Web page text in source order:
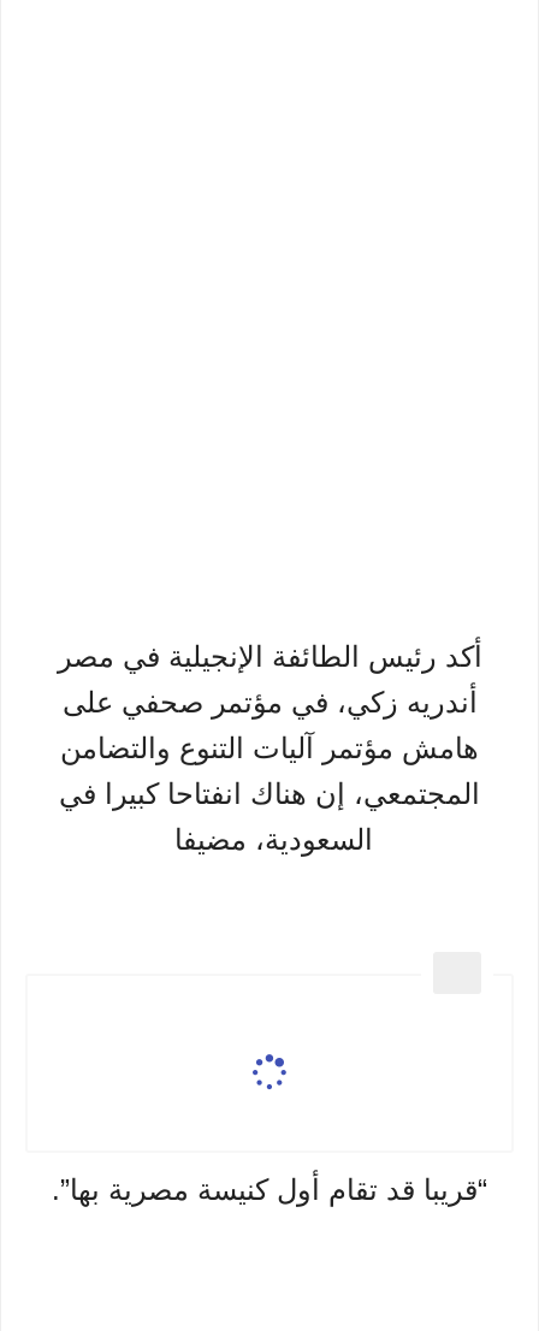
أكد رئيس الطائفة الإنجيلية في مصر
أندريه زكي، في مؤتمر صحفي على
هامش مؤتمر آليات التنوع والتضامن
المجتمعي، إن هناك انفتاحا كبيرا في
السعودية، مضيفا
“قريبا قد تقام أول كنيسة مصرية بها”.